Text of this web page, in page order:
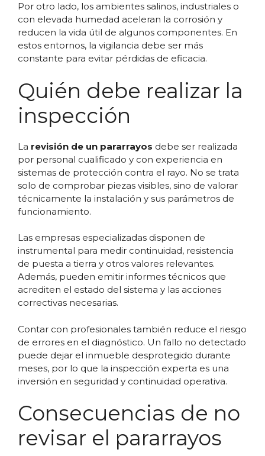
Por otro lado, los ambientes salinos, industriales o
con elevada humedad aceleran la corrosión y
reducen la vida útil de algunos componentes. En
estos entornos, la vigilancia debe ser más
constante para evitar pérdidas de eficacia.
Quién debe realizar la
inspección
La revisión de un pararrayos debe ser realizada
por personal cualificado y con experiencia en
sistemas de protección contra el rayo. No se trata
solo de comprobar piezas visibles, sino de valorar
técnicamente la instalación y sus parámetros de
funcionamiento.
Las empresas especializadas disponen de
instrumental para medir continuidad, resistencia
de puesta a tierra y otros valores relevantes.
Además, pueden emitir informes técnicos que
acrediten el estado del sistema y las acciones
correctivas necesarias.
Contar con profesionales también reduce el riesgo
de errores en el diagnóstico. Un fallo no detectado
puede dejar el inmueble desprotegido durante
meses, por lo que la inspección experta es una
inversión en seguridad y continuidad operativa.
Consecuencias de no
revisar el pararrayos